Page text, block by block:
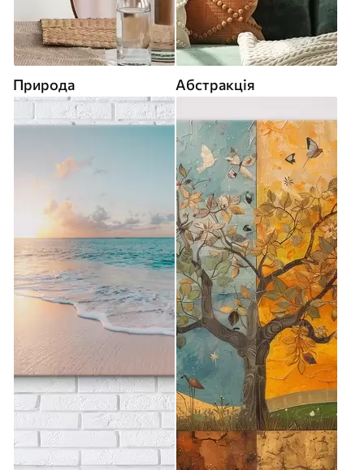
Природа Абстракція